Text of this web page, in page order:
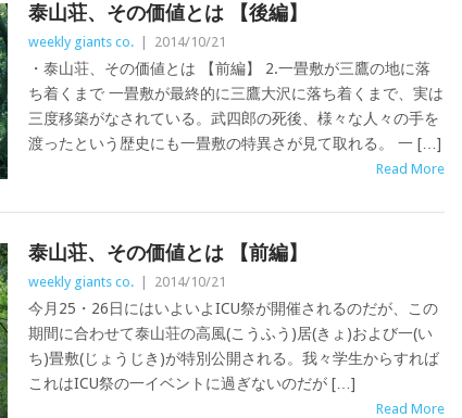
泰山荘、その価値とは 【後編】
weekly giants co. 2014/10/21
・泰山荘、その価値とは 【前編】 2.一畳敷が三鷹の地に落
ち着くまで 一畳敷が最終的に三鷹大沢に落ち着くまで、実は
三度移築がなされている。武四郎の死後、様々な人々の手を
渡ったという歴史にも一畳敷の特異さが見て取れる。 一 […]
Read More
泰山荘、その価値とは 【前編】
weekly giants co. 2014/10/21
今月25・26日にはいよいよICU祭が開催されるのだが、この
期間に合わせて泰山荘の高風(こうふう)居(きょ)および一(い
ち)畳敷(じょうじき)が特別公開される。我々学生からすれば
これはICU祭の一イベントに過ぎないのだが […]
Read More